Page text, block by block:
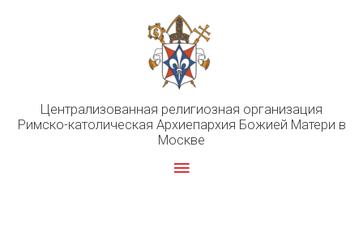
Централизованная религиозная организация
Римско-католическая Архиепархия Божией Матери в
Москве
Главное